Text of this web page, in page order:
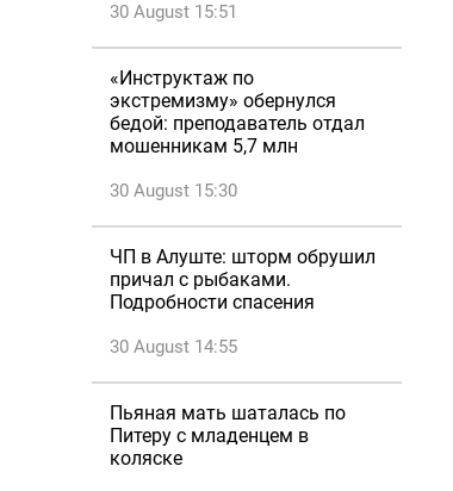
30 August 15:51
«Инструктаж по
экстремизму» обернулся
бедой: преподаватель отдал
мошенникам 5,7 млн
30 August 15:30
ЧП в Алуште: шторм обрушил
причал с рыбаками.
Подробности спасения
30 August 14:55
Пьяная мать шаталась по
Питеру с младенцем в
коляске